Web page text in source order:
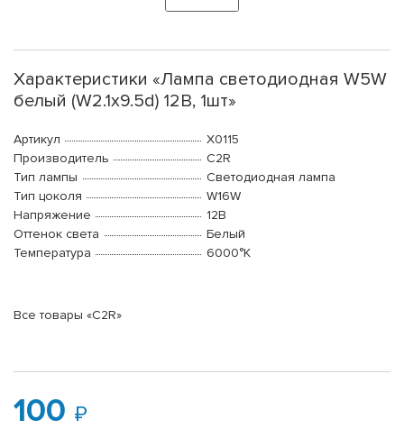
Характеристики «Лампа светодиодная W5W
белый (W2.1x9.5d) 12В, 1шт»
Артикул
X0115
Производитель
C2R
Тип лампы
Светодиодная лампа
Тип цоколя
W16W
Напряжение
12В
Оттенок света
Белый
Температура
6000°K
Все товары «C2R»
100